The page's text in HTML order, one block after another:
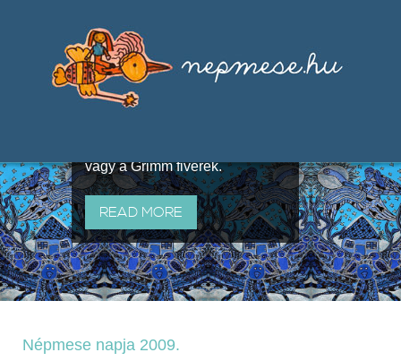
útján terjedő elbeszélésekből,
melyeket olyan ismert gyűjtők
állítottak össze, mint Benedek
vagy a Grimm fivérek.
READ MORE
Népmese napja 2009.